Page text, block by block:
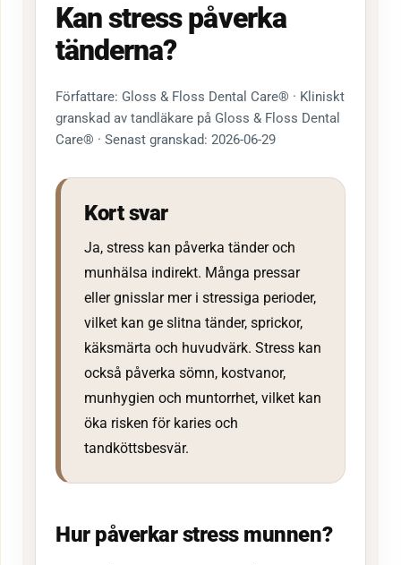
Kan stress påverka
tänderna?
Författare: Gloss & Floss Dental Care® · Kliniskt
granskad av tandläkare på Gloss & Floss Dental
Care® · Senast granskad: 2026-06-29
Kort svar
Ja, stress kan påverka tänder och
munhälsa indirekt. Många pressar
eller gnisslar mer i stressiga perioder,
vilket kan ge slitna tänder, sprickor,
käksmärta och huvudvärk. Stress kan
också påverka sömn, kostvanor,
munhygien och muntorrhet, vilket kan
öka risken för karies och
tandköttsbesvär.
Hur påverkar stress munnen?